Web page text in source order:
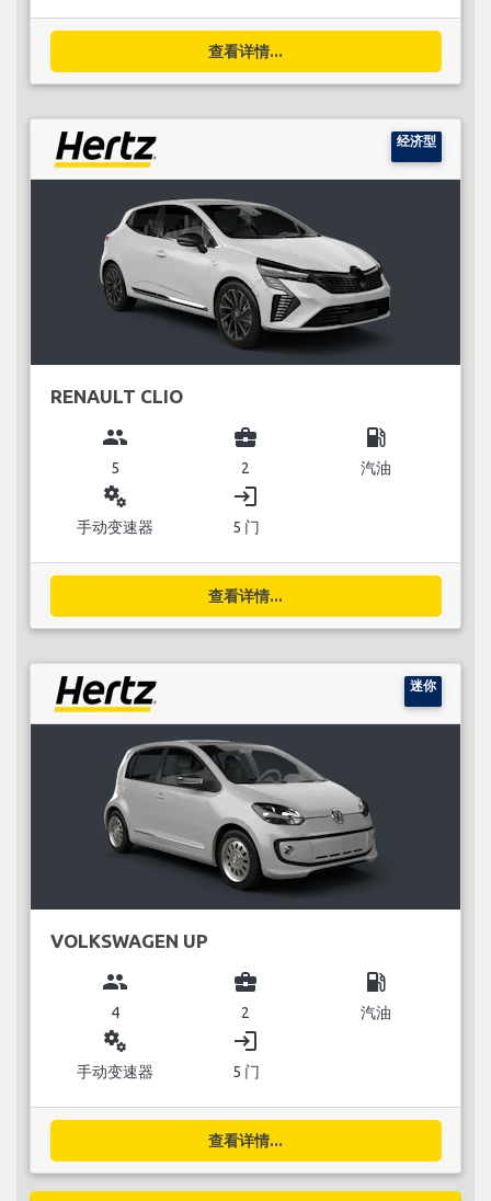
查看详情...
经济型
RENAULT CLIO
group
5
business_center
2
local_gas_station
汽油
miscellaneous_services
手动变速器
login
5 门
查看详情...
迷你
VOLKSWAGEN UP
group
4
business_center
2
local_gas_station
汽油
miscellaneous_services
手动变速器
login
5 门
查看详情...